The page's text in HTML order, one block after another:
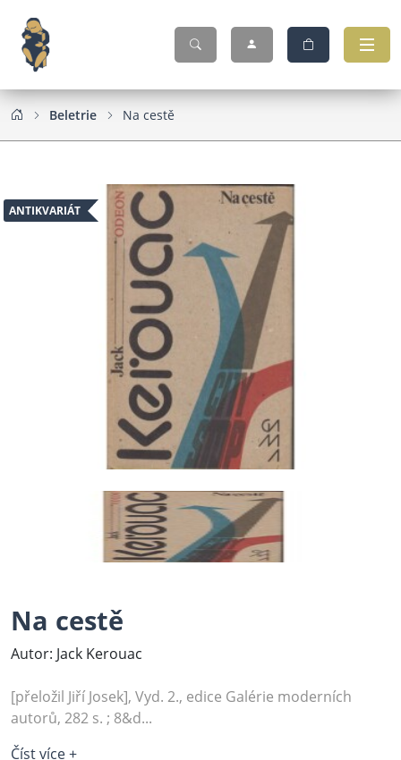
Beletrie Na cestě
ANTIKVARIÁT
Na cestě
Autor: Jack Kerouac
[přeložil Jiří Josek], Vyd. 2., edice Galérie moderních
autorů, 282 s. ; 8&d...
Číst více +